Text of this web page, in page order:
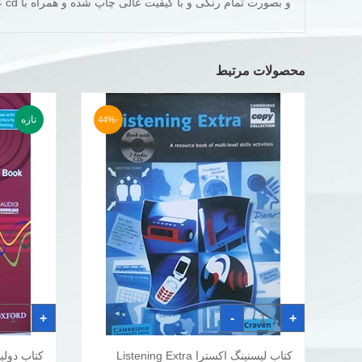
محصولات مرتبط
-44%
-
کتاب
لیسنینگ
اکسترا
Extra
+
افزودن به سبد خریدکتاب لیسنینگ اکسترا Listening Extra
تازه
کتاب
تکتیس
+
کتاب